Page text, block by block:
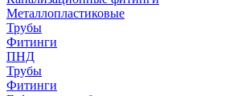
Металлопластиковые
Трубы
Фитинги
ПНД
Трубы
Фитинги